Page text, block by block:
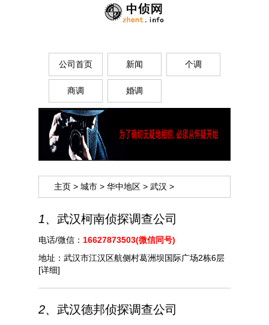
公司首页 新闻 个调
商调 婚调
主页 > 城市 > 华中地区 > 武汉 >
1、 武汉柯南侦探调查公司
电话/微信： 16627873503(微信同号)
地址： 武汉市江汉区航侧村葛洲坝国际广场2栋6层
[详细]
2、 武汉德邦侦探调查公司